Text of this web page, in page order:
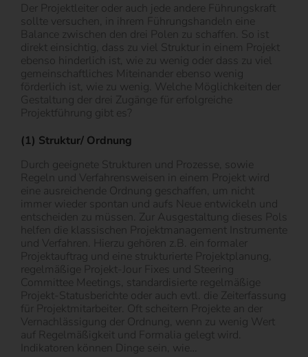
Der Projektleiter oder auch jede andere Führungskraft
sollte versuchen, in ihrem Führungshandeln eine
Balance zwischen den drei Polen zu schaffen. So ist
direkt einsichtig, dass zu viel Struktur in einem Projekt
ebenso hinderlich ist, wie zu wenig oder dass zu viel
gemeinschaftliches Miteinander ebenso wenig
förderlich ist, wie zu wenig. Welche Möglichkeiten der
Gestaltung der drei Zugänge für erfolgreiche
Projektführung gibt es?
(1) Struktur/ Ordnung
Durch geeignete Strukturen und Prozesse, sowie
Regeln und Verfahrensweisen in einem Projekt wird
eine ausreichende Ordnung geschaffen, um nicht
immer wieder spontan und aufs Neue entwickeln und
entscheiden zu müssen. Zur Ausgestaltung dieses Pols
helfen die klassischen Projektmanagement Instrumente
und Verfahren. Hierzu gehören z.B. ein formaler
Projektauftrag und eine strukturierte Projektplanung,
regelmäßige Projekt-Jour Fixes und Steering
Committee Meetings, standardisierte regelmäßige
Projekt-Statusberichte oder auch evtl. die Zeiterfassung
für Projektmitarbeiter. Oft scheitern Projekte an der
Vernachlässigung der Ordnung, wenn zu wenig Wert
auf Regelmäßigkeit und Formalia gelegt wird.
Indikatoren können Dinge sein, wie…